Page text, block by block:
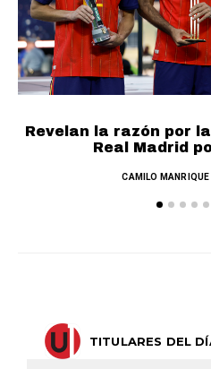
Revelan la razón por
Real Madrid
CAMILO MANRIQUE
TITULARES DEL